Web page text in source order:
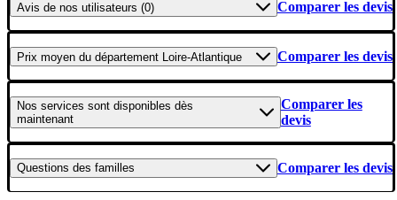
Avis de nos utilisateurs (0) Comparer les devis
Prix moyen du département Loire-Atlantique Comparer les devis
Nos services sont disponibles dès
maintenant
Comparer les
devis
Questions des familles Comparer les devis